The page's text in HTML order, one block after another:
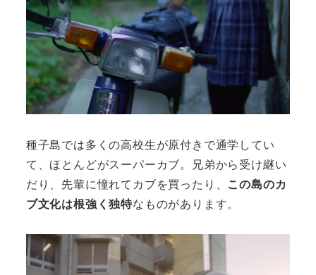
種子島では多くの高校生が原付きで通学してい
て、ほとんどがスーパーカブ。兄弟から受け継い
だり、先輩に憧れてカブを買ったり、 この島のカ
ブ文化は根強く独特なものがあります。